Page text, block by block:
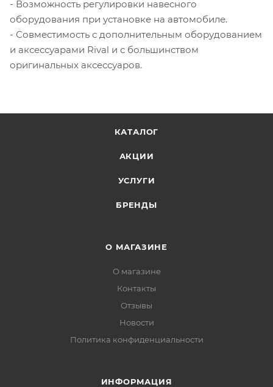
- Возможность регулировки навесного
оборудования при установке на автомобиле.
- Совместимость с дополнительным оборудованием
и аксессуарами Rival и с большинством
оригинальных аксессуаров.
КАТАЛОГ
АКЦИИ
УСЛУГИ
БРЕНДЫ
О МАГАЗИНЕ
О магазине
Контакты
Отзывы
Новости
Политика конфиденциальности
ИНФОРМАЦИЯ